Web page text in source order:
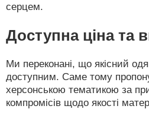
серцем.
Доступна ціна та
Ми переконані, що якісний
доступним. Саме тому
херсонською тематикою за
компромісів щодо якості